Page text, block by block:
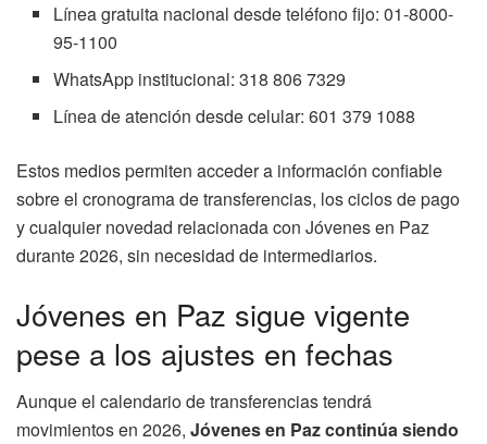
Línea gratuita nacional desde teléfono fijo: 01-8000-
95-1100
WhatsApp institucional: 318 806 7329
Línea de atención desde celular: 601 379 1088
Estos medios permiten acceder a información confiable
sobre el cronograma de transferencias, los ciclos de pago
y cualquier novedad relacionada con Jóvenes en Paz
durante 2026, sin necesidad de intermediarios.
Jóvenes en Paz sigue vigente
pese a los ajustes en fechas
Aunque el calendario de transferencias tendrá
movimientos en 2026, Jóvenes en Paz continúa siendo